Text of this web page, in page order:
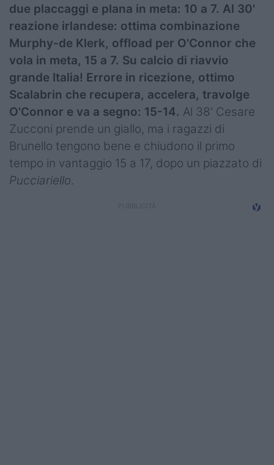
due placcaggi e plana in meta: 10 a 7. Al 30'
reazione irlandese: ottima combinazione
Murphy-de Klerk, offload per O'Connor che
vola in meta, 15 a 7. Su calcio di riavvio
grande Italia! Errore in ricezione, ottimo
Scalabrin che recupera, accelera, travolge
O'Connor e va a segno: 15-14. Al 38' Cesare
Zucconi prende un giallo, ma i ragazzi di
Brunello tengono bene e chiudono il primo
tempo in vantaggio 15 a 17, dopo un piazzato di
Pucciariello.